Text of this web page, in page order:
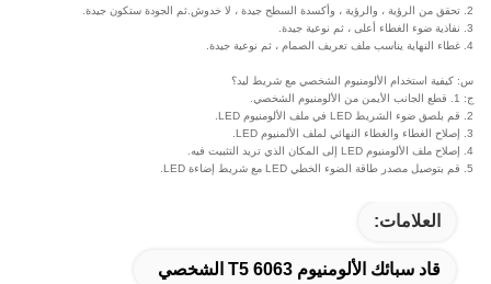
س: كيفية استخدام الألومنيوم الشخصي مع شريط ليد؟
ج: 1. قطع الجانب الأيمن من الألومنيوم الشخصي.
العلامات:
قاد سبائك الألومنيوم 6063 T5 الشخصي